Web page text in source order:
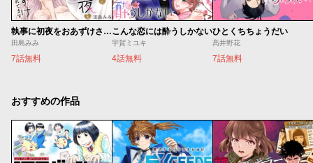
執事に初夜をおあずけされてます。
田島みみ
7話無料
こんな恋には酔うしかない
宇賀ミユキ
4話無料
ひとくちちょうだい
髙井野花
7話無料
おすすめの作品